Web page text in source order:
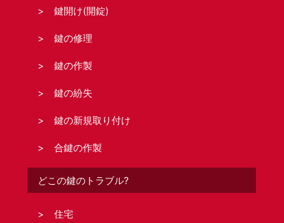
鍵開け(開錠)
鍵の修理
鍵の作製
鍵の紛失
鍵の新規取り付け
合鍵の作製
どこの鍵のトラブル?
住宅